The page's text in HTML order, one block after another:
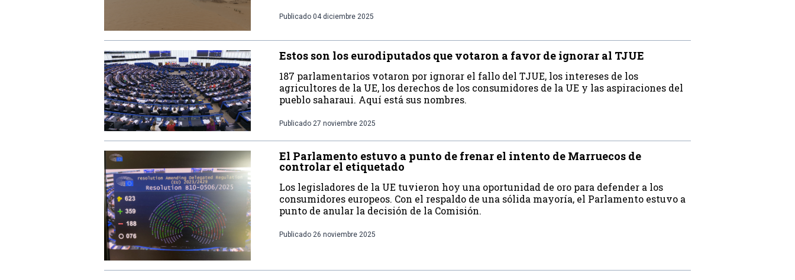
Publicado 04 diciembre 2025
Estos son los eurodiputados que votaron a favor de ignorar al TJUE
187 parlamentarios votaron por ignorar el fallo del TJUE, los intereses de los
agricultores de la UE, los derechos de los consumidores de la UE y las aspiraciones del
pueblo saharaui. Aquí está sus nombres.
Publicado 27 noviembre 2025
El Parlamento estuvo a punto de frenar el intento de Marruecos de
controlar el etiquetado
Los legisladores de la UE tuvieron hoy una oportunidad de oro para defender a los
consumidores europeos. Con el respaldo de una sólida mayoría, el Parlamento estuvo a
punto de anular la decisión de la Comisión.
Publicado 26 noviembre 2025